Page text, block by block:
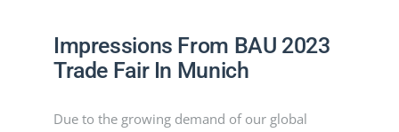
PROJEKTE
AKTUELLES
Impressions From BAU 2023
Trade Fair In Munich
Due to the growing demand of our global